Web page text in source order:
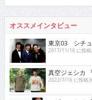
オススメインタビュー
東京03 シチュ
2017/11/16 に投稿
真空ジェシカ
2022/7/16 に投稿